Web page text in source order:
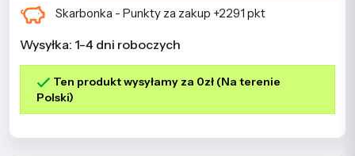
Skarbonka - Punkty za zakup +2291 pkt
Wysyłka: 1-4 dni roboczych
Ten produkt wysyłamy za 0zł (Na terenie
Polski)